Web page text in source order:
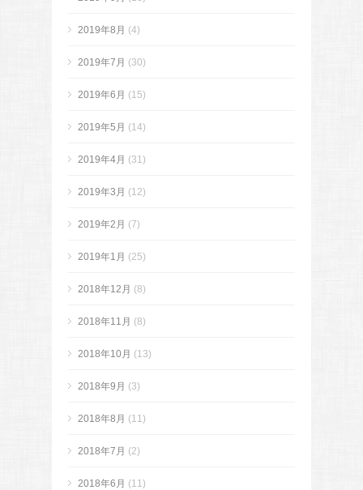
2019年8月 (4)
2019年7月 (30)
2019年6月 (15)
2019年5月 (14)
2019年4月 (31)
2019年3月 (12)
2019年2月 (7)
2019年1月 (25)
2018年12月 (8)
2018年11月 (8)
2018年10月 (13)
2018年9月 (3)
2018年8月 (11)
2018年7月 (2)
2018年6月 (11)